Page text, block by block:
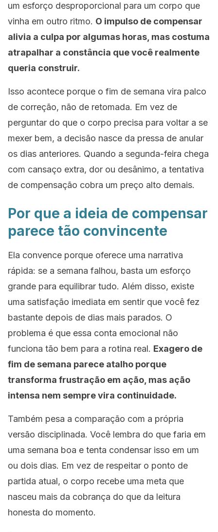
um esforço desproporcional para um corpo que
vinha em outro ritmo. O impulso de compensar
alivia a culpa por algumas horas, mas costuma
atrapalhar a constância que você realmente
queria construir.
Isso acontece porque o fim de semana vira palco
de correção, não de retomada. Em vez de
perguntar do que o corpo precisa para voltar a se
mexer bem, a decisão nasce da pressa de anular
os dias anteriores. Quando a segunda-feira chega
com cansaço extra, dor ou desânimo, a tentativa
de compensação cobra um preço alto demais.
Por que a ideia de compensar
parece tão convincente
Ela convence porque oferece uma narrativa
rápida: se a semana falhou, basta um esforço
grande para equilibrar tudo. Além disso, existe
uma satisfação imediata em sentir que você fez
bastante depois de dias mais parados. O
problema é que essa conta emocional não
funciona tão bem para a rotina real. Exagero de
fim de semana parece atalho porque
transforma frustração em ação, mas ação
intensa nem sempre vira continuidade.
Também pesa a comparação com a própria
versão disciplinada. Você lembra do que faria em
uma semana boa e tenta condensar isso em um
ou dois dias. Em vez de respeitar o ponto de
partida atual, o corpo recebe uma meta que
nasceu mais da cobrança do que da leitura
honesta do momento.